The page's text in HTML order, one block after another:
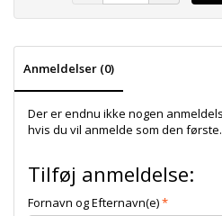
Anmeldelser (0)
Der er endnu ikke nogen
hvis du vil anmelde som den første.
Tilføj anmeldelse:
Fornavn og Efternavn(e)